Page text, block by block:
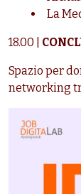
La
18.00 |
Spazio per
networking